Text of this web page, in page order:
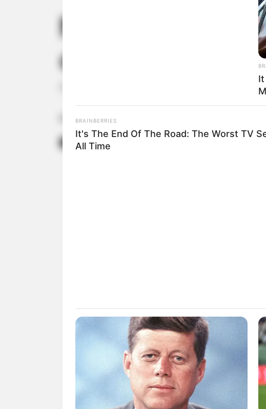
NIS FINAL 6:
continuam
O pagamento é realizado preferencialmente
Fonte: Brasil 61
BENEFÍCIO
BRAINBERRIES
It's The End Of The Road: The Worst TV
All Time